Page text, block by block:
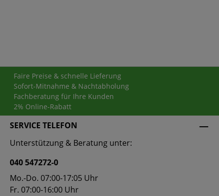
Faire Preise & schnelle Lieferung
Sofort-Mitnahme & Nachtabholung
Fachberatung für Ihre Kunden
2% Online-Rabatt
SERVICE TELEFON
Unterstützung & Beratung unter:
040 547272-0
Mo.-Do. 07:00-17:05 Uhr
Fr. 07:00-16:00 Uhr